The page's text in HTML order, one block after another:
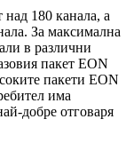
180 канала, а
За максимална
в различни
пакет EON
пакети EON
има
добре отговаря